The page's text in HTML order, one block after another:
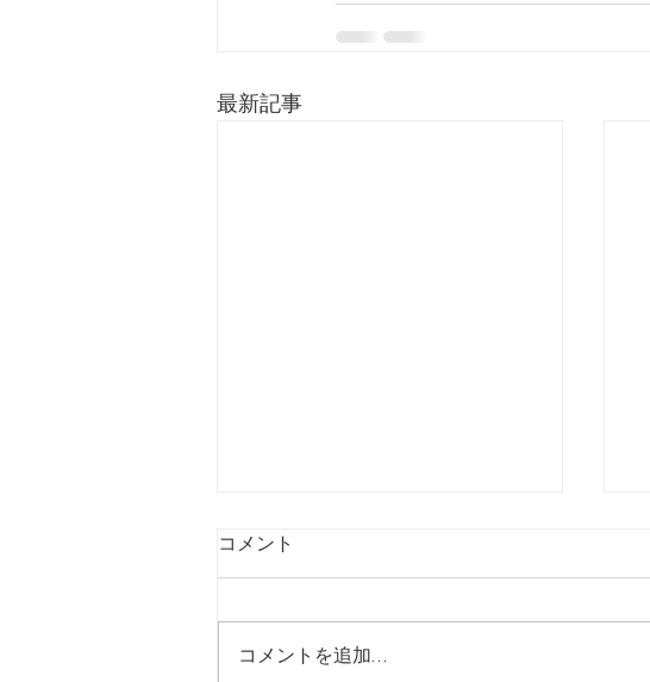
最新記事
コメント
コメントを追加…